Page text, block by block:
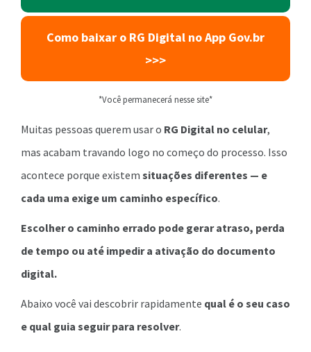
Como baixar o RG Digital no App Gov.br
>>>
*Você permanecerá nesse site*
Muitas pessoas querem usar o RG Digital no celular,
mas acabam travando logo no começo do processo. Isso
acontece porque existem situações diferentes — e
cada uma exige um caminho específico.
Escolher o caminho errado pode gerar atraso, perda
de tempo ou até impedir a ativação do documento
digital.
Abaixo você vai descobrir rapidamente qual é o seu caso
e qual guia seguir para resolver.